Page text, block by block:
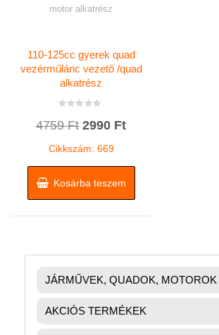
motor alkatrész
110-125cc gyerek quad
vezérműlánc vezető /quad
alkatrész
0
4759Ft Original
price
4759 Ft.
2990 FtCurrent
Cikkszám: 669
Kosárba teszem
JÁRMŰVEK, QUADOK, MOTOROK
AKCIÓS TERMÉKEK